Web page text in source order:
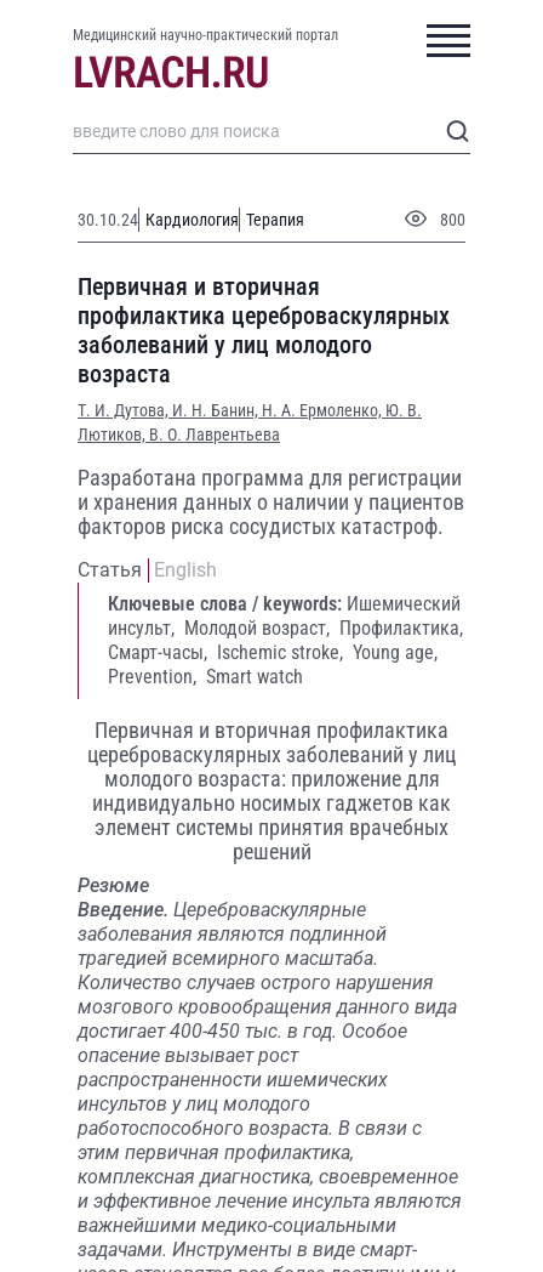
Медицинский научно-практический портал
30.10.24 Кардиология Терапия 800
Первичная и вторичная
профилактика цереброваскулярных
заболеваний у лиц молодого
возраста
Т. И. Дутова, И. Н. Банин, Н. А. Ермоленко, Ю. В.
Лютиков, В. О. Лаврентьева
Разработана программа для регистрации
и хранения данных о наличии у пациентов
факторов риска сосудистых катастроф.
Статья
English
Ключевые слова / keywords: Ишемический
инсульт, Молодой возраст, Профилактика,
Смарт-часы, Ischemic stroke, Young age,
Prevention, Smart watch
Первичная и вторичная профилактика
цереброваскулярных заболеваний у лиц
молодого возраста: приложение для
индивидуально носимых гаджетов как
элемент системы принятия врачебных
решений
Резюме
Введение. Цереброваскулярные
заболевания являются подлинной
трагедией всемирного масштаба.
Количество случаев острого нарушения
мозгового кровообращения данного вида
достигает 400-450 тыс. в год. Особое
опасение вызывает рост
распространенности ишемических
инсультов у лиц молодого
работоспособного возраста. В связи с
этим первичная профилактика,
комплексная диагностика, своевременное
и эффективное лечение инсульта являются
важнейшими медико-социальными
задачами. Инструменты в виде смарт-